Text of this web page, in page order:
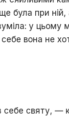
була при
у цьому
вона не
святу, —